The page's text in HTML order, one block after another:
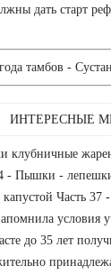
дать старт
тамбов -
ИНТЕРЕСНЫЕ
клубничные
- Пышки -
Часть 37
условия
до 35 лет